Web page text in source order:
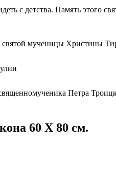
с детства. Память этого
святой мученицы Христины
Петра
60 Х 80 см.